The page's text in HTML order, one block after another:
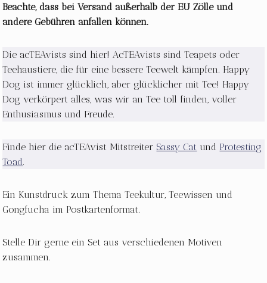
Beachte, dass bei Versand außerhalb der EU Zölle und
andere Gebühren anfallen können.
Die acTEAvists sind hier! AcTEAvists sind Teapets oder
Teehaustiere, die für eine bessere Teewelt kämpfen. Happy
Dog ist immer glücklich, aber glücklicher mit Tee! Happy
Dog verkörpert alles, was wir an Tee toll finden, voller
Enthusiasmus und Freude.
Finde hier die acTEAvist Mitstreiter Sassy Cat und Protesting
Toad.
Ein Kunstdruck zum Thema Teekultur, Teewissen und
Gongfucha im Postkartenformat.
Stelle Dir gerne ein Set aus verschiedenen Motiven
zusammen.